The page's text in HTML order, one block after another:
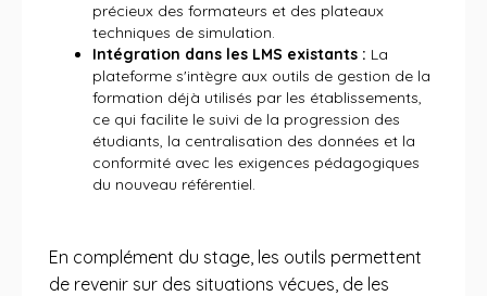
précieux des formateurs et des plateaux
techniques de simulation.
Intégration dans les LMS existants : La
plateforme s'intègre aux outils de gestion de la
formation déjà utilisés par les établissements,
ce qui facilite le suivi de la progression des
étudiants, la centralisation des données et la
conformité avec les exigences pédagogiques
du nouveau référentiel.
En complément du stage, les outils permettent
de revenir sur des situations vécues, de les